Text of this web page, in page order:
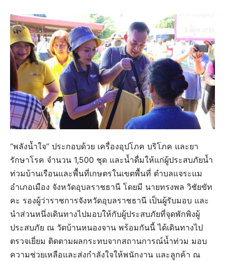
“พลังน้ำใจ” ประกอบด้วย เครื่องอุปโภค บริโภค และยา
รักษาโรค จำนวน 1,500 ชุด และน้ำดื่มให้แก่ผู้ประสบภัยน้ำ
ท่วมบ้านเรือนและพื้นที่เกษตรในเขตพื้นที่ ตำบลแจระแม
อำเภอเมือง จังหวัดอุบลราชธานี โดยมี นายทรงพล วิชัยขัท
คะ รองผู้ว่าราชการจังหวัดอุบลราชธานี เป็นผู้รับมอบ และ
นำส่วนหนึ่งเดินทางไปมอบให้กับผู้ประสบภัยที่จุดพักพิงผู้
ประสบภัย ณ วัดบ้านหนองจาน พร้อมกันนี้ ได้เดินทางไป
ตรวจเยี่ยม ติดตามผลกระทบจากสถานการณ์น้ำท่วม มอบ
ความช่วยเหลือและส่งกำลังใจให้พนักงาน และลูกค้า ณ